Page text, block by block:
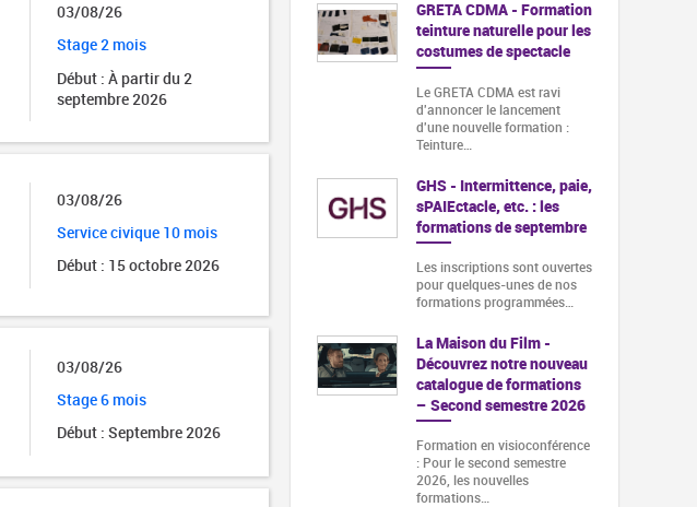
03/08/26
Stage 2 mois
Début : À partir du 2
septembre 2026
03/08/26
Service civique 10 mois
Début : 15 octobre 2026
03/08/26
Stage 6 mois
Début : Septembre 2026
GRETA CDMA - Formation
teinture naturelle pour les
costumes de spectacle
Le GRETA CDMA est ravi
d'annoncer le lancement
d'une nouvelle formation :
Teinture…
GHS - Intermittence, paie,
sPAIEctacle, etc. : les
formations de septembre
Les inscriptions sont ouvertes
pour quelques-unes de nos
formations programmées…
La Maison du Film -
Découvrez notre nouveau
catalogue de formations
– Second semestre 2026
Formation en visioconférence
: Pour le second semestre
2026, les nouvelles
formations…